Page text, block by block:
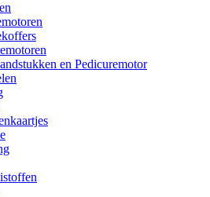
en Pedicuremotor